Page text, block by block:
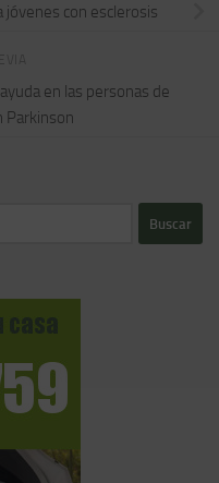
con esclerosis
en las personas de
Parkinson